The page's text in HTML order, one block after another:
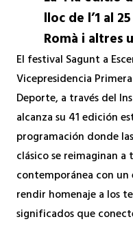
lloc de l’1 al
Romà i altres
El festival Sagunt a
Vicepresidencia
Deporte, a través del
alcanza su 41 edición
programación donde
clásico se reimaginan
contemporánea con
rendir homenaje a los
significados que